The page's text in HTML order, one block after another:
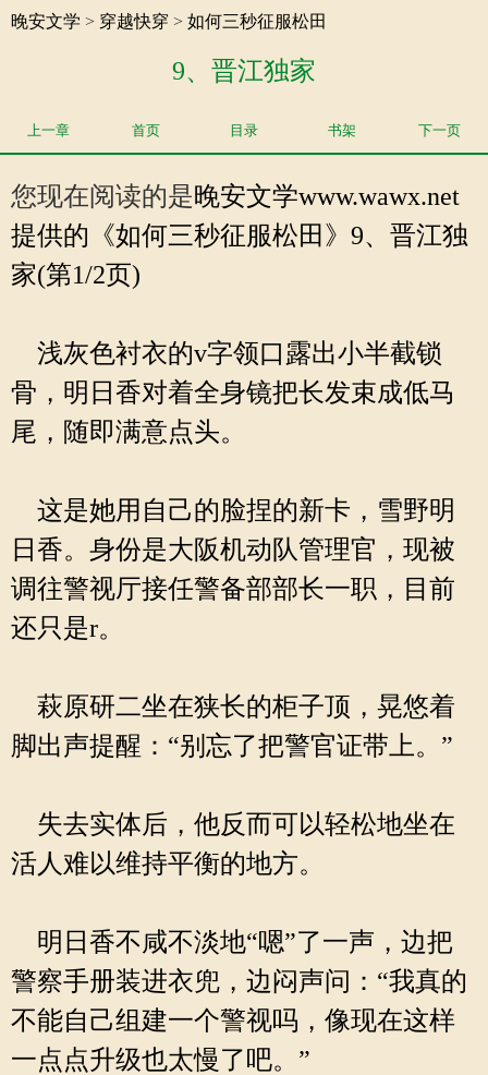
晚安文学 > 穿越快穿 > 如何三秒征服松田
9、晋江独家
上一章 首页 目录 书架 下一页
您现在阅读的是晚安文学www.wawx.net
提供的《如何三秒征服松田》9、晋江独
家(第1/2页)
浅灰色衬衣的v字领口露出小半截锁
骨，明日香对着全身镜把长发束成低马
尾，随即满意点头。
这是她用自己的脸捏的新卡，雪野明
日香。身份是大阪机动队管理官，现被
调往警视厅接任警备部部长一职，目前
还只是r。
萩原研二坐在狭长的柜子顶，晃悠着
脚出声提醒：“别忘了把警官证带上。”
失去实体后，他反而可以轻松地坐在
活人难以维持平衡的地方。
明日香不咸不淡地“嗯”了一声，边把
警察手册装进衣兜，边闷声问：“我真的
不能自己组建一个警视吗，像现在这样
一点点升级也太慢了吧。”